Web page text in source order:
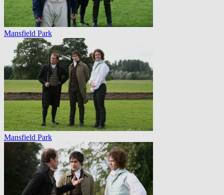
Mansfield Park
Mansfield Park